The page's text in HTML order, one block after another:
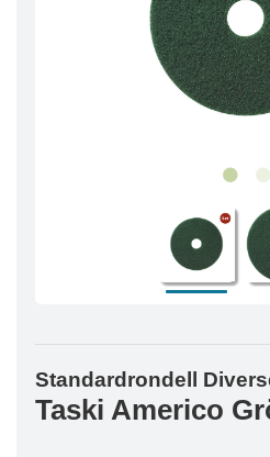
Standardrondell
Taski Americo